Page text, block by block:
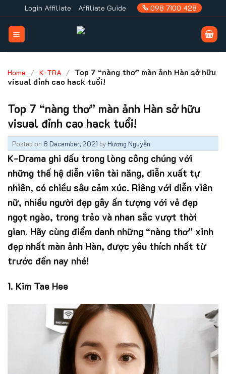
to
content
Login Affiliate Affiliate Guide 098 7100 428
Home / K-TRA / Top 7 “nàng thơ” màn ảnh Hàn sở hữu
visual đỉnh cao hack tuổi!
Top 7 “nàng thơ” màn ảnh Hàn sở hữu
visual đỉnh cao hack tuổi!
Posted on 8 December, 2021 byHương Nguyễn
K-Drama ghi dấu trong lòng công chúng với
những thế hệ diễn viên tài năng, diễn xuất tự
nhiên, có chiều sâu cảm xúc. Riêng với diễn viên
nữ, nhiều người đẹp gây ấn tượng với vẻ đẹp
ngọt ngào, trong trẻo và nhan sắc vượt thời
gian. Hãy cùng điểm danh những “nàng thơ” xinh
đẹp nhất màn ảnh Hàn, được yêu thích nhất từ
trước đến nay nhé!
1. Kim Tae Hee